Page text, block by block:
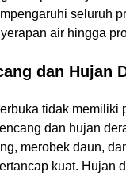
seluruh
air hingga
dan Hujan
tidak memiliki
dan hujan
merobek daun,
kuat. Hujan